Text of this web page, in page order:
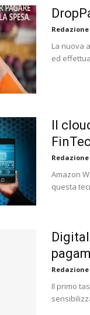
La nuova
ed
Il
Amazon
questa
Il primo